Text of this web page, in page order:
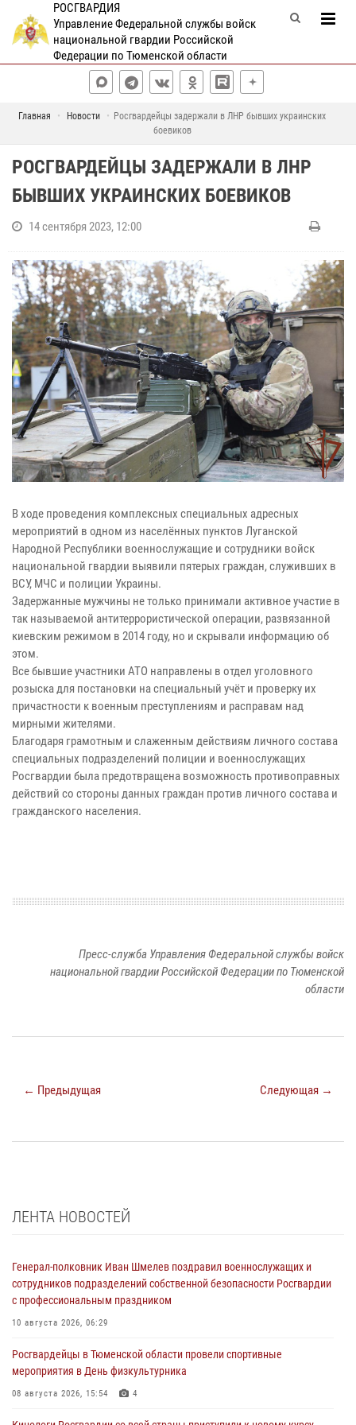
РОСГВАРДИЯ
Управление Федеральной службы войск
национальной гвардии Российской
Федерации по Тюменской области
Главная Новости
Росгвардейцы задержали в ЛНР бывших украинских
боевиков
РОСГВАРДЕЙЦЫ ЗАДЕРЖАЛИ В ЛНР
БЫВШИХ УКРАИНСКИХ БОЕВИКОВ
14 сентября 2023, 12:00
В ходе проведения комплексных специальных адресных
мероприятий в одном из населённых пунктов Луганской
Народной Республики военнослужащие и сотрудники войск
национальной гвардии выявили пятерых граждан, служивших в
ВСУ, МЧС и полиции Украины.
Задержанные мужчины не только принимали активное участие в
так называемой антитеррористической операции, развязанной
киевским режимом в 2014 году, но и скрывали информацию об
этом.
Все бывшие участники АТО направлены в отдел уголовного
розыска для постановки на специальный учёт и проверку их
причастности к военным преступлениям и расправам над
мирными жителями.
Благодаря грамотным и слаженным действиям личного состава
специальных подразделений полиции и военнослужащих
Росгвардии была предотвращена возможность противоправных
действий со стороны данных граждан против личного состава и
гражданского населения.
Пресс-служба Управления Федеральной службы войск
национальной гвардии Российской Федерации по Тюменской
области
← Предыдущая Следующая →
ЛЕНТА НОВОСТЕЙ
Генерал-полковник Иван Шмелев поздравил военнослужащих и
сотрудников подразделений собственной безопасности Росгвардии
с профессиональным праздником
10 августа 2026, 06:29
Росгвардейцы в Тюменской области провели спортивные
мероприятия в День физкультурника
08 августа 2026, 15:54 4